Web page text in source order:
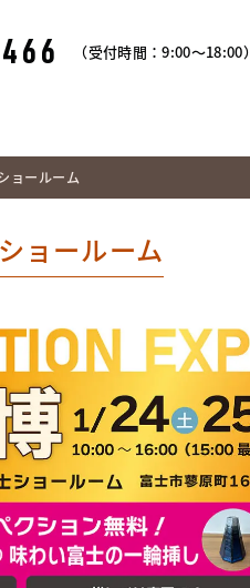
（受付時間：9:00～18:00）
ョールーム
ョールーム